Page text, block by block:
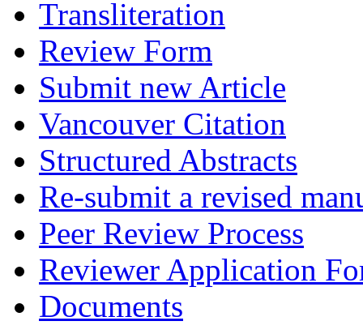
Transliteration
Review Form
Submit new Article
Vancouver Citation
Structured Abstracts
Re-submit a revised
Peer Review Process
Reviewer Application
Documents